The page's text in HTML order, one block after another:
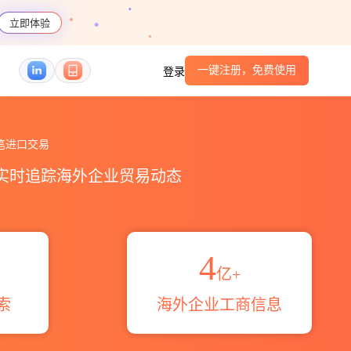
立即体验
登录 一键注册，免费使用
进口交易
时追踪海外企业贸易动态
4亿+
海外企业工商信息